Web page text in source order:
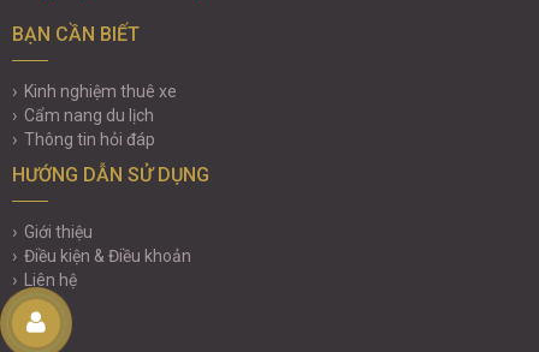
BẠN CẦN BIẾT
Kinh nghiệm thuê xe
Cẩm nang du lịch
Thông tin hỏi đáp
HƯỚNG DẪN SỬ DỤNG
Giới thiệu
Điều kiện & Điều khoản
Liên hệ